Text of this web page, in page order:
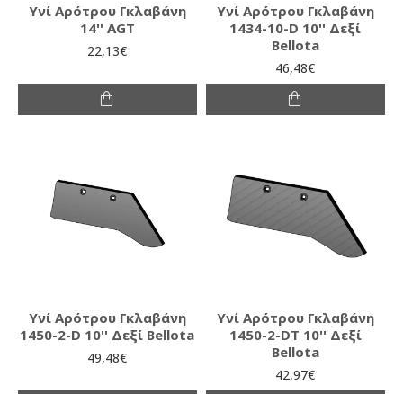
Υνί Αρότρου Γκλαβάνη
14'' AGT
22,13€
Υνί Αρότρου Γκλαβάνη
1434-10-D 10'' Δεξί
Bellota
46,48€
Υνί Αρότρου Γκλαβάνη
1450-2-D 10'' Δεξί Bellota
49,48€
Υνί Αρότρου Γκλαβάνη
1450-2-DT 10'' Δεξί
Bellota
42,97€